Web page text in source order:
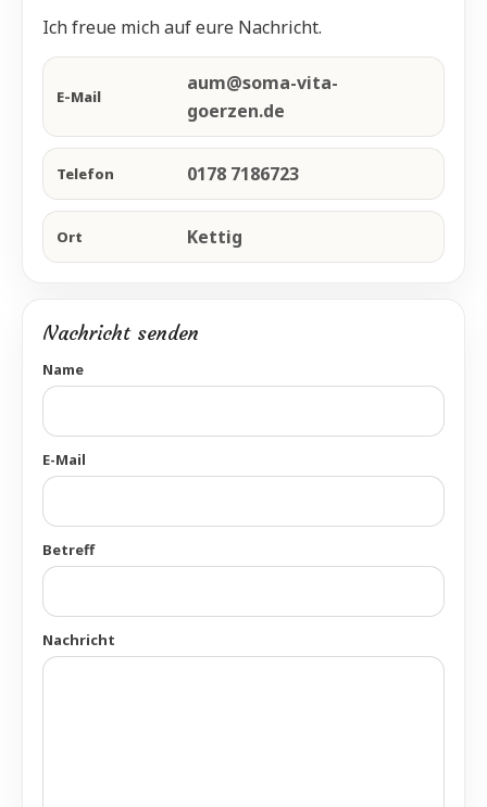
Ich freue mich auf eure Nachricht.
E-Mail
aum@soma-vita-
goerzen.de
Telefon 0178 7186723
Ort Kettig
Nachricht senden
Name
E-Mail
Betreff
Nachricht